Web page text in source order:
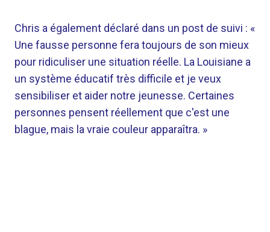
Chris a également déclaré dans un post de suivi : «
Une fausse personne fera toujours de son mieux
pour ridiculiser une situation réelle. La Louisiane a
un système éducatif très difficile et je veux
sensibiliser et aider notre jeunesse. Certaines
personnes pensent réellement que c'est une
blague, mais la vraie couleur apparaîtra. »